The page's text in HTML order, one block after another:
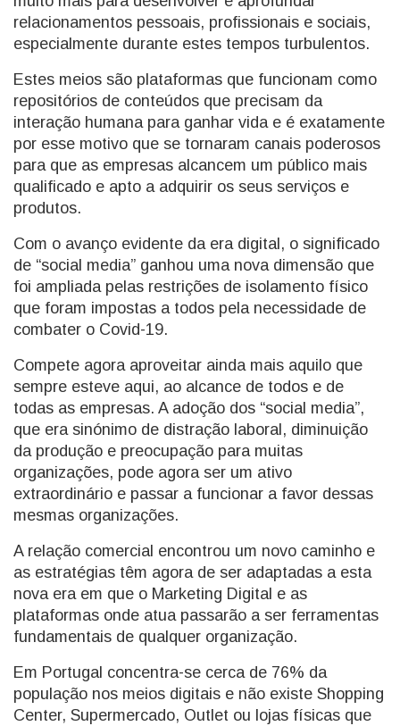
relacionamentos pessoais, profissionais e sociais,
especialmente durante estes tempos turbulentos.
Estes meios são plataformas que funcionam como
repositórios de conteúdos que precisam da
interação humana para ganhar vida e é exatamente
por esse motivo que se tornaram canais poderosos
para que as empresas alcancem um público mais
qualificado e apto a adquirir os seus serviços e
produtos.
Com o avanço evidente da era digital, o significado
de “social media” ganhou uma nova dimensão que
foi ampliada pelas restrições de isolamento físico
que foram impostas a todos pela necessidade de
combater o Covid-19.
Compete agora aproveitar ainda mais aquilo que
sempre esteve aqui, ao alcance de todos e de
todas as empresas. A adoção dos “social media”,
que era sinónimo de distração laboral, diminuição
da produção e preocupação para muitas
organizações, pode agora ser um ativo
extraordinário e passar a funcionar a favor dessas
mesmas organizações.
A relação comercial encontrou um novo caminho e
as estratégias têm agora de ser adaptadas a esta
nova era em que o Marketing Digital e as
plataformas onde atua passarão a ser ferramentas
fundamentais de qualquer organização.
Em Portugal concentra-se cerca de 76% da
população nos meios digitais e não existe Shopping
Center, Supermercado, Outlet ou lojas físicas que